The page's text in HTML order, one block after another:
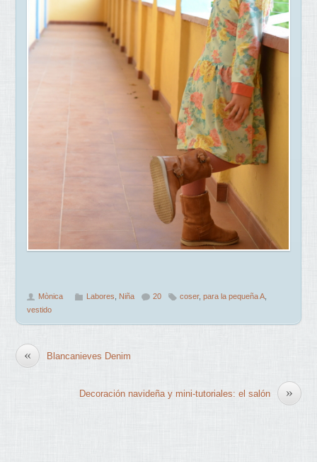
Mònica Labores Niña 20 coser,para la pequeña A
vestido
« Blancanieves Denim
»
Decoración navideña y mini-tutoriales: el salón